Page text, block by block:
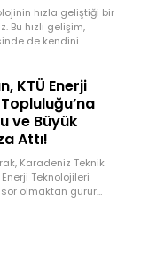
hızla geliştiği bir
Bu hızlı gelişim,
de kendini
KTÜ Enerji
ve Büyük
Attı!
Karadeniz Teknik
Teknolojileri
olmaktan gurur